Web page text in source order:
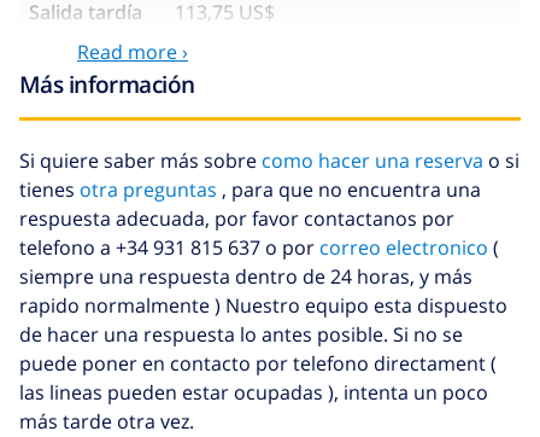
Salida tardía
113,75 US$
Limpieza
extra
basado en consumo de energía
(52,77 US$/HOUR)
Fondo
cancelación:
4.80% del importe total
Read more ›
Más información
Si quiere saber más sobre como hacer una reserva o si
tienes otra preguntas , para que no encuentra una
respuesta adecuada, por favor contactanos por
telefono a +34 931 815 637 o por correo electronico (
siempre una respuesta dentro de 24 horas, y más
rapido normalmente ) Nuestro equipo esta dispuesto
de hacer una respuesta lo antes posible. Si no se
puede poner en contacto por telefono directament (
las lineas pueden estar ocupadas ), intenta un poco
más tarde otra vez.